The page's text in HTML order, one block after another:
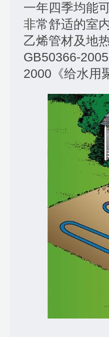
一年四季均能
非常舒适的室
乙烯管材及地
GB50366-
2000《给水用